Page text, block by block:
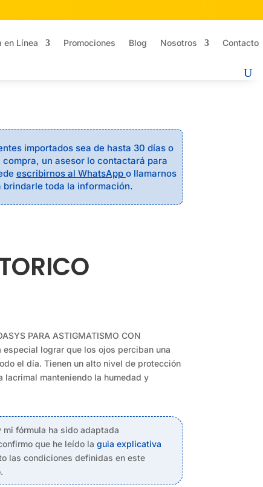
en Línea Promociones Blog Nosotros Contacto
importados sea de hasta 30 días o
un asesor lo contactará para
escribirnos al WhatsApp o llamarnos
brindarle toda la información.
PARA ASTIGMATISMO CON
especial lograr que los ojos perciban una
el día. Tienen un alto nivel de protección
manteniendo la humedad y
fórmula ha sido adaptada
que he leído la guia explicativa
las condiciones definidas en este